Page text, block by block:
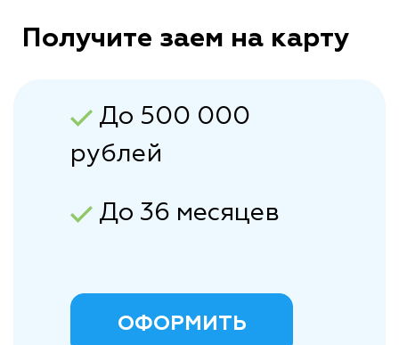
Получите заем на карту
До 500 000
рублей
До 36 месяцев
ОФОРМИТЬ